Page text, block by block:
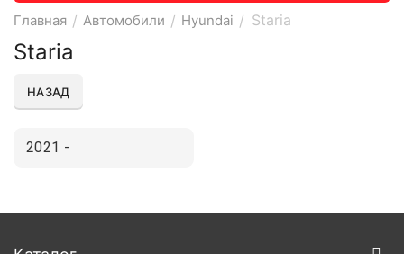
Главная / Автомобили / Hyundai / Staria
Staria
НАЗАД
2021 -